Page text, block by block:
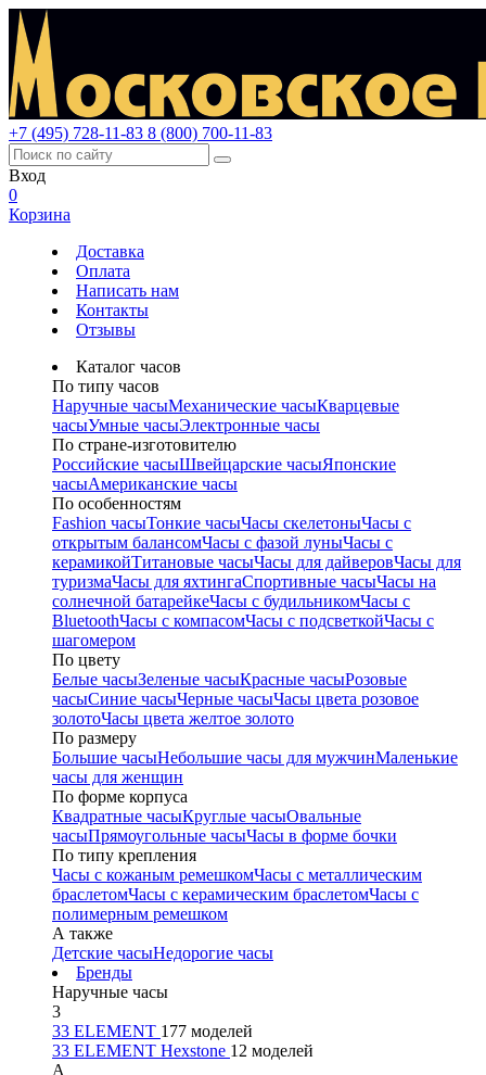
+7 (495) 728-11-83 8 (800) 700-11-83
Вход
0
Корзина
Доставка
Оплата
Написать нам
Контакты
Отзывы
Каталог часов
По типу часов
Наручные часыМеханические часыКварцевые
часыУмные часыЭлектронные часы
По стране-изготовителю
Российские часыШвейцарские часыЯпонские
часыАмериканские часы
По особенностям
Fashion часыТонкие часыЧасы скелетоныЧасы с
открытым балансомЧасы с фазой луныЧасы с
керамикойТитановые часыЧасы для дайверовЧасы для
туризмаЧасы для яхтингаСпортивные часыЧасы на
солнечной батарейкеЧасы с будильникомЧасы с
BluetoothЧасы с компасомЧасы с подсветкойЧасы с
шагомером
По цвету
Белые часыЗеленые часыКрасные часыРозовые
часыСиние часыЧерные часыЧасы цвета розовое
золотоЧасы цвета желтое золото
По размеру
Большие часыНебольшие часы для мужчинМаленькие
часы для женщин
По форме корпуса
Квадратные часыКруглые часыОвальные
часыПрямоугольные часыЧасы в форме бочки
По типу крепления
Часы с кожаным ремешкомЧасы с металлическим
браслетомЧасы с керамическим браслетомЧасы с
полимерным ремешком
А также
Детские часыНедорогие часы
Бренды
Наручные часы
3
33 ELEMENT 177 моделей
33 ELEMENT Hexstone 12 моделей
A